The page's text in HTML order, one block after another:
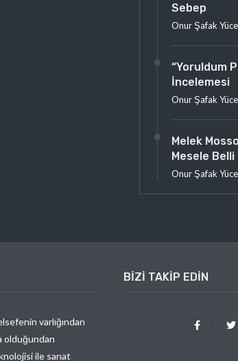
Sebep
Onur Şafak
“Yoruldum
İncelemesi
Onur Şafak
Melek
Mesele Belli
Onur Şafak
varlığından
olduğundan
ile sanat
BIZI TAKIP EDIN